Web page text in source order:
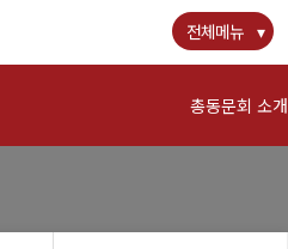
전체메뉴
총동문회 소개